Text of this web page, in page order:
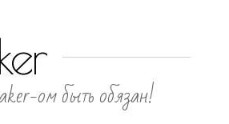
ом быть обязан!